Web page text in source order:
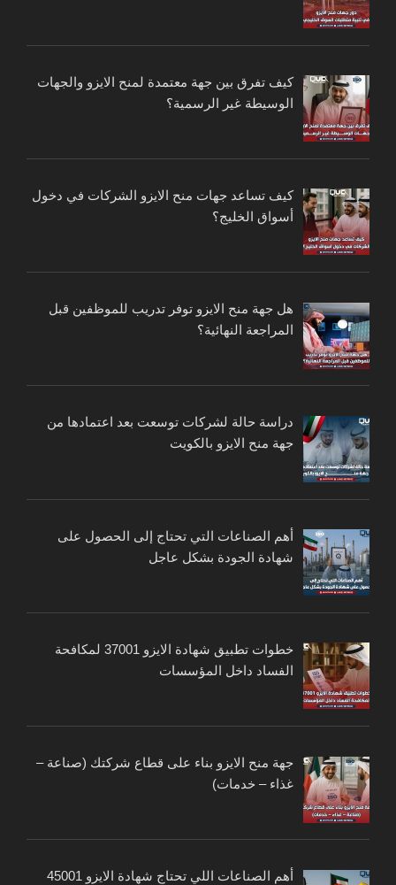
كيف تفرق بين جهة معتمدة لمنح الايزو والجهات
الوسيطة غير الرسمية؟
كيف تساعد جهات منح الايزو الشركات في دخول
أسواق الخليج؟
هل جهة منح الايزو توفر تدريب للموظفين قبل
المراجعة النهائية؟
دراسة حالة لشركات توسعت بعد اعتمادها من
جهة منح الايزو بالكويت
أهم الصناعات التي تحتاج إلى الحصول على
شهادة الجودة بشكل عاجل
خطوات تطبيق شهادة الايزو 37001 لمكافحة
الفساد داخل المؤسسات
جهة منح الايزو بناء على قطاع شركتك (صناعة –
غذاء – خدمات)
أهم الصناعات اللي تحتاج شهادة الايزو 45001